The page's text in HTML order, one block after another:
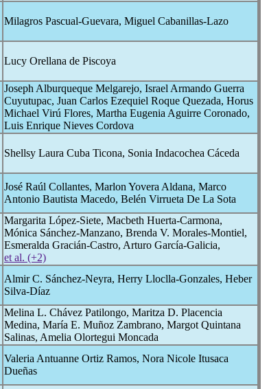
Milagros Pascual-Guevara, Miguel Cabanillas-Lazo
Lucy Orellana de Piscoya
Joseph Alburqueque Melgarejo, Israel Armando Guerra
Cuyutupac, Juan Carlos Ezequiel Roque Quezada, Horus
Michael Virú Flores, Martha Eugenia Aguirre Coronado,
Luis Enrique Nieves Cordova
Shellsy Laura Cuba Ticona, Sonia Indacochea Cáceda
José Raúl Collantes, Marlon Yovera Aldana, Marco
Antonio Bautista Macedo, Belén Virrueta De La Sota
Margarita López-Siete, Macbeth Huerta-Carmona,
Mónica Sánchez-Manzano, Brenda V. Morales-Montiel,
Esmeralda Gracián-Castro, Arturo García-Galicia,
et al. (+2)
Almir C. Sánchez-Neyra, Herry Lloclla-Gonzales, Heber
Silva-Díaz
Melina L. Chávez Patilongo, Maritza D. Placencia
Medina, María E. Muñoz Zambrano, Margot Quintana
Salinas, Amelia Olortegui Moncada
Valeria Antuanne Ortiz Ramos, Nora Nicole Itusaca
Dueñas